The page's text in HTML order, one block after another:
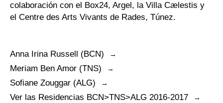
colaboración con el Box24, Argel, la Villa Cælestis y
el Centre des Arts Vivants de Rades, Túnez.
Anna Irina Russell (BCN)
Meriam Ben Amor (TNS)
Sofiane Zouggar (ALG)
Ver las Residencias BCN>TNS>ALG 2016-2017